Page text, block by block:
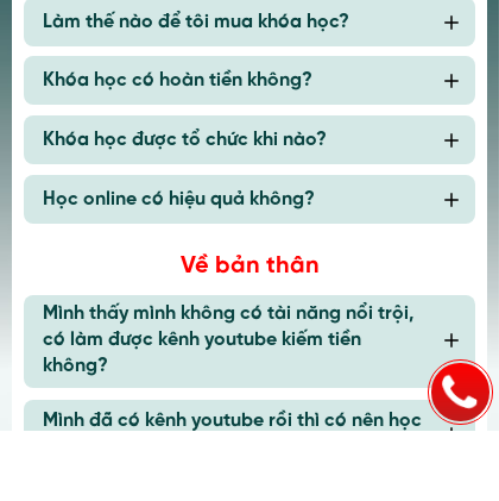
Về bản thân
Làm thế nào để tôi mua khóa học?
Khóa học có hoàn tiền không?
Học online có hiệu quả không?
Mình thấy mình không có tài năng nổi trội,
có làm được kênh youtube kiếm tiền
không?
Mình đã có kênh youtube rồi thì có nên học
Khóa học được tổ chức khi nào?